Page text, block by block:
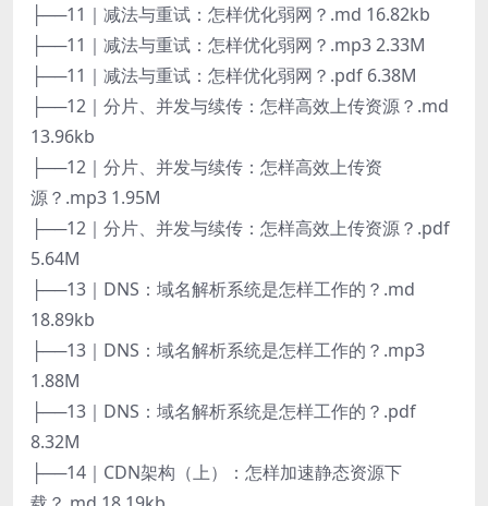
├──11｜减法与重试：怎样优化弱网？.md 16.82kb
├──11｜减法与重试：怎样优化弱网？.mp3 2.33M
├──11｜减法与重试：怎样优化弱网？.pdf 6.38M
├──12｜分片、并发与续传：怎样高效上传资源？.md
13.96kb
├──12｜分片、并发与续传：怎样高效上传资
源？.mp3 1.95M
├──12｜分片、并发与续传：怎样高效上传资源？.pdf
5.64M
├──13｜DNS：域名解析系统是怎样工作的？.md
18.89kb
├──13｜DNS：域名解析系统是怎样工作的？.mp3
1.88M
├──13｜DNS：域名解析系统是怎样工作的？.pdf
8.32M
├──14｜CDN架构（上）：怎样加速静态资源下